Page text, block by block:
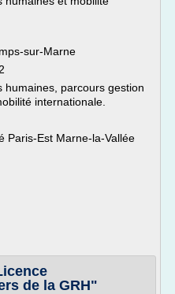
sur-Marne
humaines, parcours gestion
internationale.
Paris-Est Marne-la-Vallée
de la GRH"